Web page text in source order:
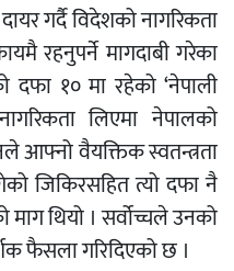
गर्दै विदेशको नागरिकता
रहनुपर्ने मागदाबी गरेका
दफा १० मा रहेको ‘नेपाली
लिएमा नेपालको
आफ्नो वैयक्तिक स्वतन्त्रता
जिकिरसहित त्यो दफा नै
माग थियो । सर्वोच्चले उनको
फैसला गरिदिएको छ ।